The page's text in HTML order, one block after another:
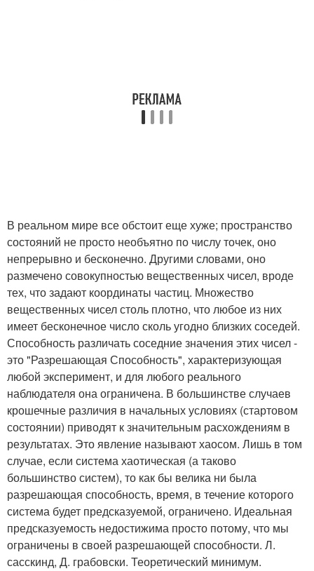
В реальном мире все обстоит еще хуже; пространство
состояний не просто необъятно по числу точек, оно
непрерывно и бесконечно. Другими словами, оно
размечено совокупностью вещественных чисел, вроде
тех, что задают координаты частиц. Множество
вещественных чисел столь плотно, что любое из них
имеет бесконечное число сколь угодно близких соседей.
Способность различать соседние значения этих чисел -
это "Разрешающая Способность", характеризующая
любой эксперимент, и для любого реального
наблюдателя она ограничена. В большинстве случаев
крошечные различия в начальных условиях (стартовом
состоянии) приводят к значительным расхождениям в
результатах. Это явление называют хаосом. Лишь в том
случае, если система хаотическая (а таково
большинство систем), то как бы велика ни была
разрешающая способность, время, в течение которого
система будет предсказуемой, ограничено. Идеальная
предсказуемость недостижима просто потому, что мы
ограничены в своей разрешающей способности. Л.
сасскинд, Д. грабовски. Теоретический минимум.